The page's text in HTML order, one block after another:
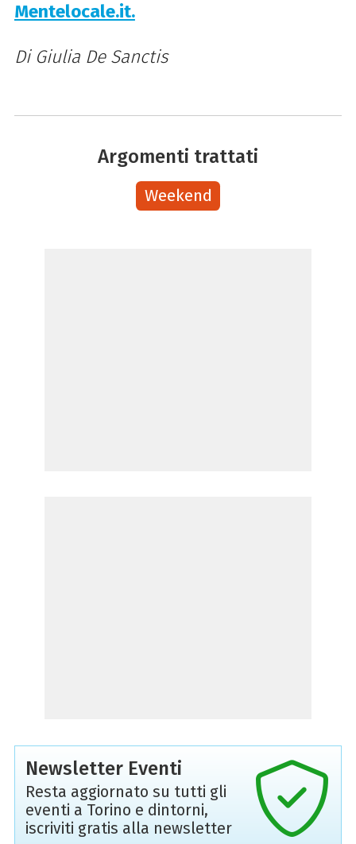
Mentelocale.it.
Di Giulia De Sanctis
Argomenti trattati
Weekend
Newsletter Eventi
Resta aggiornato su tutti gli
eventi a Torino e dintorni,
iscriviti gratis alla newsletter